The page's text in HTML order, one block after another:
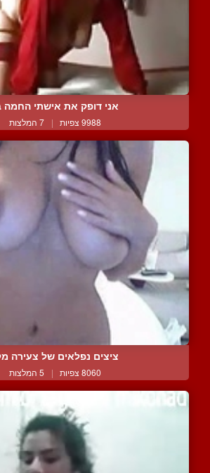
אני דופק את אישתי החמה
9988 צפיות | 7 המלצות
ציצים נפלאים של צעירה
8060 צפיות | 5 המלצות